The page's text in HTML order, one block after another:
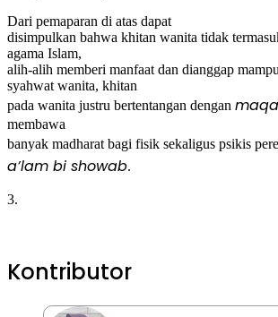
Dari pemaparan di atas dapat
disimpulkan bahwa khitan wanita tidak
agama Islam,
alih-alih memberi manfaat dan dianggap
syahwat wanita, khitan
pada wanita justru bertentangan dengan
membawa
banyak madharat bagi fisik sekaligus psikis
a’lam bi showab.
3.
Kontributor